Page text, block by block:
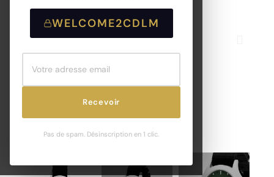
WELCOME2CDLM
Recevoir
Pas de spam. Désinscription en 1 clic.